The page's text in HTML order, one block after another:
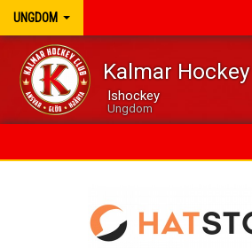
UNGDOM
Kalmar
Ishockey
Ungdom